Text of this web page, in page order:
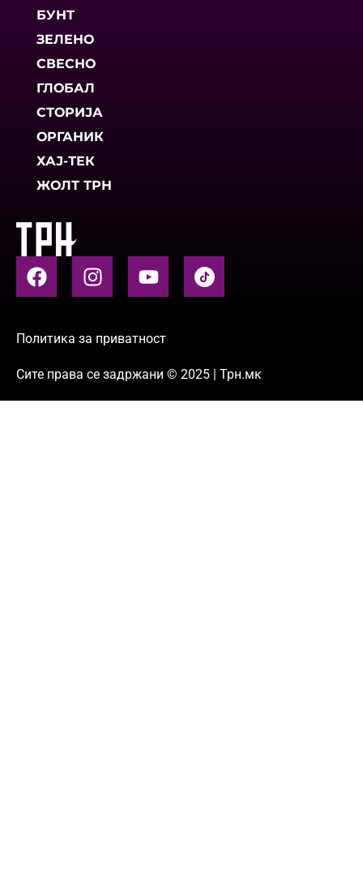
БУНТ
ЗЕЛЕНО
СВЕСНО
ГЛОБАЛ
СТОРИЈА
ОРГАНИК
ХАЈ-ТЕК
ЖОЛТ ТРН
Политика за приватност
Сите права се задржани © 2025 | Трн.мк